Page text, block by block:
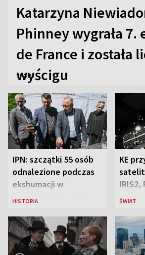
Katarzyna
Phinney wygrała 7.
de France i została
wyścigu
SPORT
IPN: szczątki 55 osób
odnalezione podczas
ekshumacji w
Ostrówkach i Woli
HISTORIA
KE
IRIS2,
ŚWIAT